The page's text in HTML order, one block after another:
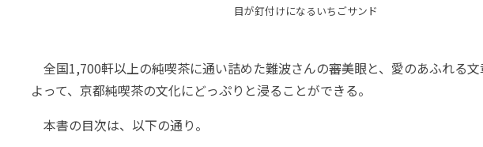
目が釘付けになるいちごサンド
全国1,700軒以上の純喫茶に通い詰めた難波さんの審美眼と、愛のあふれる
よって、京都純喫茶の文化にどっぷりと浸ることができる。
本書の目次は、以下の通り。